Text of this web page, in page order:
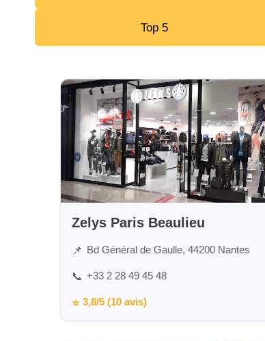
Top 5
Zelys Paris Beaulieu
📌 Bd Général de Gaulle, 44200 Nantes
📞 +33 2 28 49 45 48
⭐ 3,8/5 (10 avis)